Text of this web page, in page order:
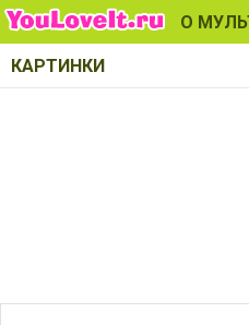
О
КАРТИНКИ